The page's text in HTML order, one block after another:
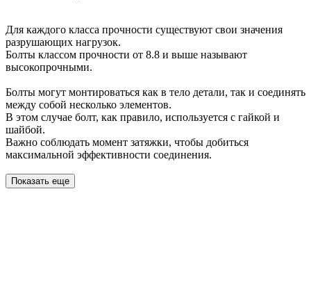
Для каждого класса прочности существуют свои значения
разрушающих нагрузок.
Болты классом прочности от 8.8 и выше называют
высокопрочными.
Болты могут монтироваться как в тело детали, так и соединять
между собой несколько элементов.
В этом случае болт, как правило, используется с гайкой и
шайбой.
Важно соблюдать момент затяжки, чтобы добиться
максимальной эффективности соединения.
Показать еще